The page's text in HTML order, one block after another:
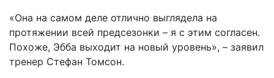
«Она на самом деле отлично выглядела на
протяжении всей предсезонки – я с этим согласен.
Похоже, Эбба выходит на новый уровень», – заявил
тренер Стефан Томсон.